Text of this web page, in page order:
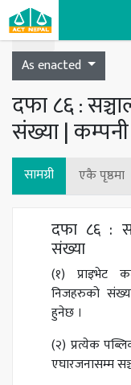
Toggle navigation
As enacted
दफा ८६ :
संख्या |
सामग्री एकै पृष्ठमा
दफा ८६ :
संख्या
(१) प्राइभेट
निजहरुको
हुनेछ ।
(२) प्रत्येक
एघारजनासम्म